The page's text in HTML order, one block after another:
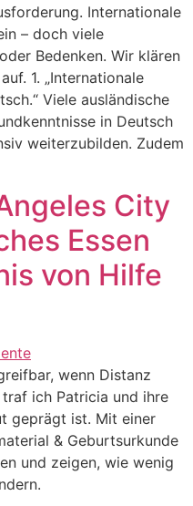
Internationale
– doch viele
Bedenken. Wir klären
1. „Internationale
Viele ausländische
in Deutsch
weiterzubilden. Zudem
City
Essen
von Hilfe
wenn Distanz
ich Patricia und ihre
geprägt ist. Mit einer
& Geburtsurkunde
und zeigen, wie wenig